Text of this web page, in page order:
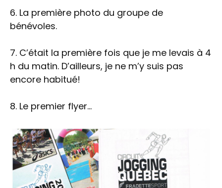
6. La première photo du groupe de
bénévoles.
7. C’était la première fois que je me levais à 4
h du matin. D’ailleurs, je ne m’y suis pas
encore habitué!
8. Le premier flyer…